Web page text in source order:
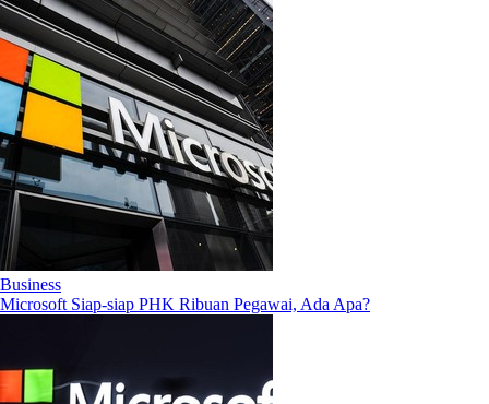
Business
Microsoft Siap-siap PHK Ribuan Pegawai, Ada Apa?